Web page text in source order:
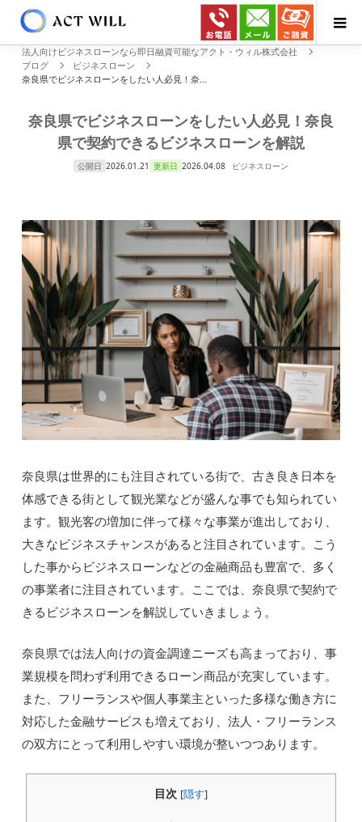
法人向けビジネスローンなら即日融資可能なアクト・ウィル株式会社
ブログ
ビジネスローン
奈良県でビジネスローンをしたい人必見！奈...
奈良県でビジネスローンをしたい人必見！奈良
県で契約できるビジネスローンを解説
公開日 2026.01.21 更新日 2026.04.08 ビジネスローン
奈良県は世界的にも注目されている街で、古き良き日本を
体感できる街として観光業などが盛んな事でも知られてい
ます。観光客の増加に伴って様々な事業が進出しており、
大きなビジネスチャンスがあると注目されています。こう
した事からビジネスローンなどの金融商品も豊富で、多く
の事業者に注目されています。ここでは、奈良県で契約で
きるビジネスローンを解説していきましょう。
奈良県では法人向けの資金調達ニーズも高まっており、事
業規模を問わず利用できるローン商品が充実しています。
また、フリーランスや個人事業主といった多様な働き方に
対応した金融サービスも増えており、法人・フリーランス
の双方にとって利用しやすい環境が整いつつあります。
目次 [隠す]